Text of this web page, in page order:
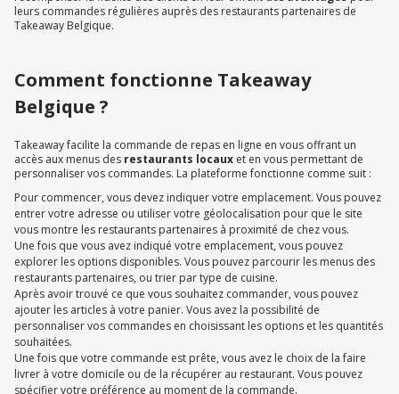
leurs commandes régulières auprès des restaurants partenaires de
Takeaway Belgique.
Comment fonctionne Takeaway
Belgique ?
Takeaway facilite la commande de repas en ligne en vous offrant un
accès aux menus des restaurants locaux et en vous permettant de
personnaliser vos commandes. La plateforme fonctionne comme suit :
Pour commencer, vous devez indiquer votre emplacement. Vous pouvez
entrer votre adresse ou utiliser votre géolocalisation pour que le site
vous montre les restaurants partenaires à proximité de chez vous.
Une fois que vous avez indiqué votre emplacement, vous pouvez
explorer les options disponibles. Vous pouvez parcourir les menus des
restaurants partenaires, ou trier par type de cuisine.
Après avoir trouvé ce que vous souhaitez commander, vous pouvez
ajouter les articles à votre panier. Vous avez la possibilité de
personnaliser vos commandes en choisissant les options et les quantités
souhaitées.
Une fois que votre commande est prête, vous avez le choix de la faire
livrer à votre domicile ou de la récupérer au restaurant. Vous pouvez
spécifier votre préférence au moment de la commande.